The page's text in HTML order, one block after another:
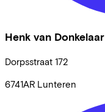
Henk van
Dorpsstraat 172
6741AR Lunteren